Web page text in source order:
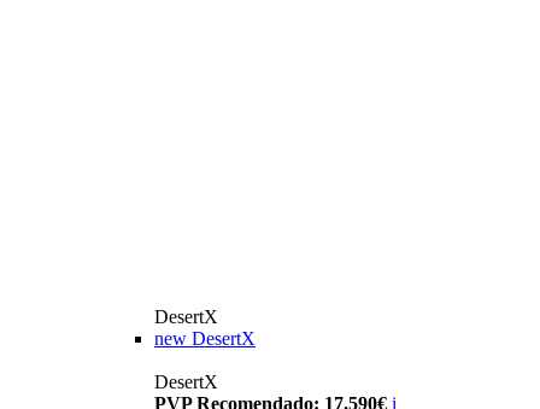
DesertX
new DesertX
DesertX
PVP Recomendado: 17.590€ i